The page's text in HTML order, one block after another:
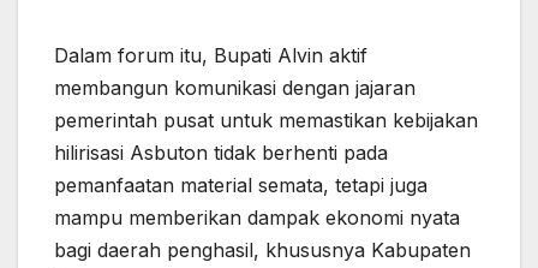
Dalam forum itu, Bupati Alvin aktif
membangun komunikasi dengan jajaran
pemerintah pusat untuk memastikan kebijakan
hilirisasi Asbuton tidak berhenti pada
pemanfaatan material semata, tetapi juga
mampu memberikan dampak ekonomi nyata
bagi daerah penghasil, khususnya Kabupaten